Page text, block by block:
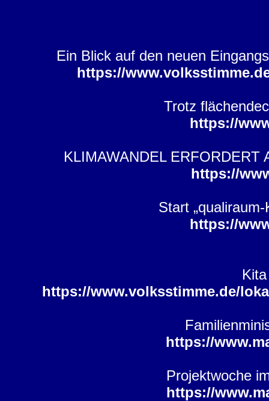
Ein Blick auf den neuen
https://
Trotz
https://
KLIMAWANDEL ERFORDERT
https://
Start
https://
https://www.volksstimme.de/
https://
Projektwoche
https://